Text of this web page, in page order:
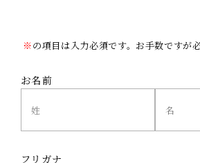
※の項目は入力必須です。お手数ですが
お名前
フリガナ